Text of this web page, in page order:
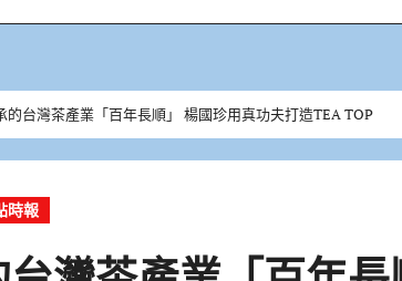
的台灣茶產業「百年長順」 楊國珍用真功夫打造TEA TOP
時報